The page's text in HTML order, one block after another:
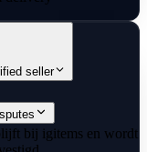
seller
bij igitems en wordt